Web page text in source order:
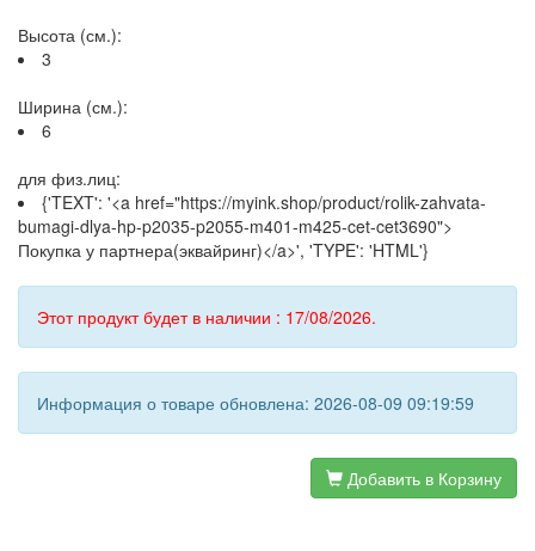
Высота (см.):
3
Ширина (см.):
6
для физ.лиц:
{'TEXT': '<a href="https://myink.shop/product/rolik-zahvata-
bumagi-dlya-hp-p2035-p2055-m401-m425-cet-cet3690">
Покупка у партнера(эквайринг)</a>', 'TYPE': 'HTML'}
Этот продукт будет в наличии : 17/08/2026.
Информация о товаре обновлена: 2026-08-09 09:19:59
Добавить в Корзину